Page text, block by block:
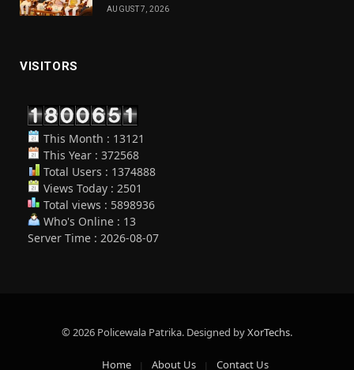
AUGUST 7, 2026
VISITORS
This Month : 13121
This Year : 372568
Total Users : 1374888
Views Today : 2501
Total views : 5898936
Who's Online : 13
Server Time : 2026-08-07
© 2026 Policewala Patrika. Designed byXorTechs.
Home About Us Contact Us